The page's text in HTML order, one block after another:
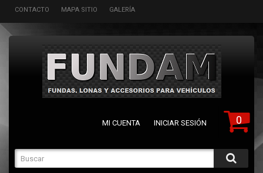
CONTACTO MAPA SITIO GALERÍA
0
MI CUENTA INICIAR SESIÓN